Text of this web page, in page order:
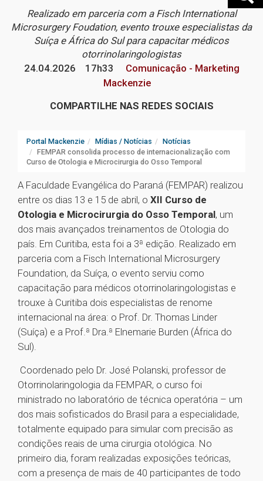
Realizado em parceria com a Fisch International
Microsurgery Foudation, evento trouxe especialistas da
Suíça e África do Sul para capacitar médicos
otorrinolaringologistas
24.04.2026
17h33
Comunicação - Marketing
Mackenzie
COMPARTILHE NAS REDES SOCIAIS
Portal Mackenzie Mídias / Notícias
Notícias
FEMPAR consolida processo de internacionalização com
Curso de Otologia e Microcirurgia do Osso Temporal
A Faculdade Evangélica do Paraná (FEMPAR) realizou
entre os dias 13 e 15 de abril, o XII Curso de
Otologia e Microcirurgia do Osso Temporal, um
dos mais avançados treinamentos de Otologia do
país. Em Curitiba, esta foi a 3ª edição. Realizado em
parceria com a Fisch International Microsurgery
Foundation, da Suíça, o evento serviu como
capacitação para médicos otorrinolaringologistas e
trouxe à Curitiba dois especialistas de renome
internacional na área: o Prof. Dr. Thomas Linder
(Suíça) e a Prof.ª Dra.ª Elnemarie Burden (África do
Sul).
Coordenado pelo Dr. José Polanski, professor de
Otorrinolaringologia da FEMPAR, o curso foi
ministrado no laboratório de técnica operatória – um
dos mais sofisticados do Brasil para a especialidade,
totalmente equipado para simular com precisão as
condições reais de uma cirurgia otológica. No
primeiro dia, foram realizadas exposições teóricas,
com a presença de mais de 40 participantes de todo